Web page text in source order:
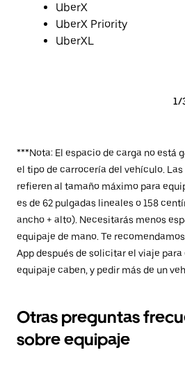
UberX
UberX Priority
UberXL
1/
***Nota: El espacio de carga no está
el tipo de carrocería del vehículo.
refieren al tamaño máximo para
es de 62 pulgadas lineales o 158
ancho + alto). Necesitarás menos
equipaje de mano. Te
App después de solicitar el viaje
equipaje caben, y pedir más de un
Otras preguntas
sobre equipaje